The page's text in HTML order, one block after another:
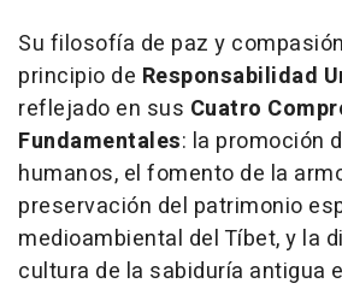
Su filosofía de paz y
principio de Responsabilidad
reflejado en sus Cuatro
Fundamentales: la promoción
humanos, el fomento de la
preservación del patrimonio
medioambiental del Tíbet, y la
cultura de la sabiduría antigua